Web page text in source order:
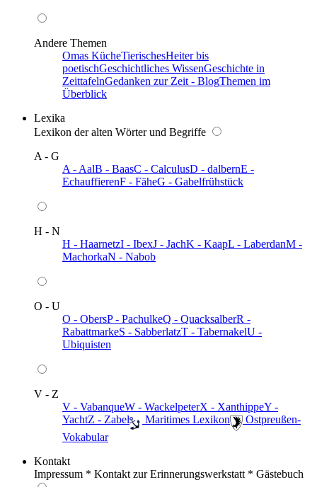
Andere Themen
Omas KücheTierischesHeiter bis
poetischGeschichtliches WissenGeschichte in
ZeittafelnGedanken zur Zeit - BlogThemen im
Überblick
Lexika
Lexikon der alten Wörter und Begriffe
A - G
A - AalB - BaasC - CalculusD - dalbernE -
EchauffierenF - FäheG - Gabelfrühstück
H - N
H - HaarnetzI - IbexJ - JachK - KaapL - LaberdanM -
MachorkaN - Nabob
O - U
O - ObersP - PachulkeQ - QuacksalberR -
RabattmarkeS - SabberlatzT - TabernakelU -
Ubiquisten
V - Z
V - VabanqueW - WackelpeterX - XanthippeY -
YachtZ - Zabel ️ Maritimes Lexikon
️ Ostpreußen-
Vokabular
Kontakt
Impressum * Kontakt zur Erinnerungswerkstatt * Gästebuch